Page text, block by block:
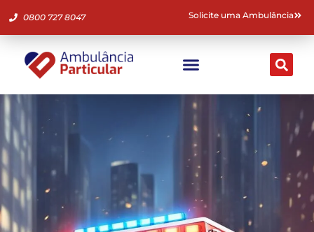
0800 727 8047 Solicite uma Ambulância